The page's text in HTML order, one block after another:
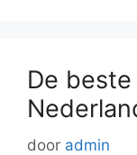
De
door admin